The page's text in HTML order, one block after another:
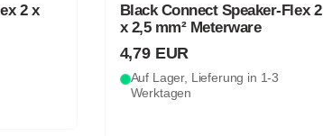
2 x
Black Connect Speaker-Flex 2
x 2,5 mm² Meterware
4,79 EUR
Auf Lager, Lieferung in 1-3
Werktagen